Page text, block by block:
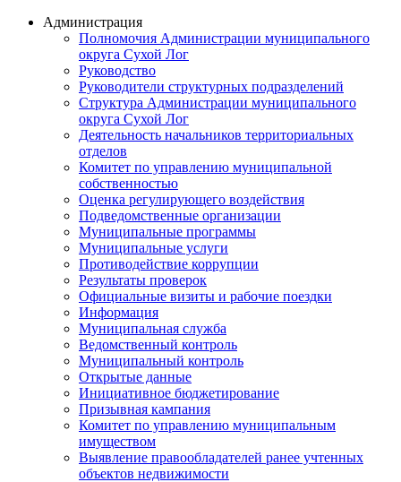
Администрация
Полномочия Администрации муниципального
округа Сухой Лог
Руководство
Руководители структурных подразделений
Структура Администрации муниципального
округа Сухой Лог
Деятельность начальников территориальных
отделов
Комитет по управлению муниципальной
собственностью
Оценка регулирующего воздействия
Подведомственные организации
Муниципальные программы
Муниципальные услуги
Противодействие коррупции
Результаты проверок
Официальные визиты и рабочие поездки
Информация
Муниципальная служба
Ведомственный контроль
Муниципальный контроль
Открытые данные
Инициативное бюджетирование
Призывная кампания
Комитет по управлению муниципальным
имуществом
Выявление правообладателей ранее учтенных
объектов недвижимости